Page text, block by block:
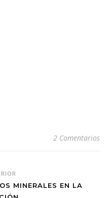
2 Comentarios
MINERALES EN LA